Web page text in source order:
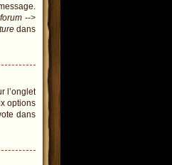
-->
dans
l’onglet
options
dans